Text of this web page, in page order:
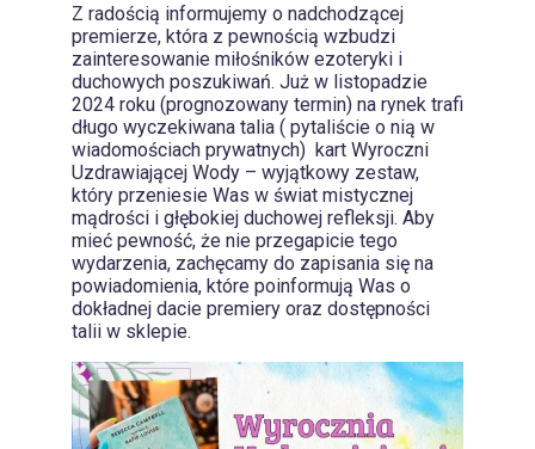
Z radością informujemy o nadchodzącej
premierze, która z pewnością wzbudzi
zainteresowanie miłośników ezoteryki i
duchowych poszukiwań. Już w listopadzie
2024 roku (prognozowany termin) na rynek trafi
długo wyczekiwana talia ( pytaliście o nią w
wiadomościach prywatnych) kart Wyroczni
Uzdrawiającej Wody – wyjątkowy zestaw,
który przeniesie Was w świat mistycznej
mądrości i głębokiej duchowej refleksji. Aby
mieć pewność, że nie przegapicie tego
wydarzenia, zachęcamy do zapisania się na
powiadomienia, które poinformują Was o
dokładnej dacie premiery oraz dostępności
talii w sklepie.